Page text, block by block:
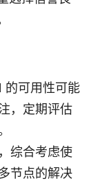
的可用性可能
，定期评估
综合考虑使
节点的解决